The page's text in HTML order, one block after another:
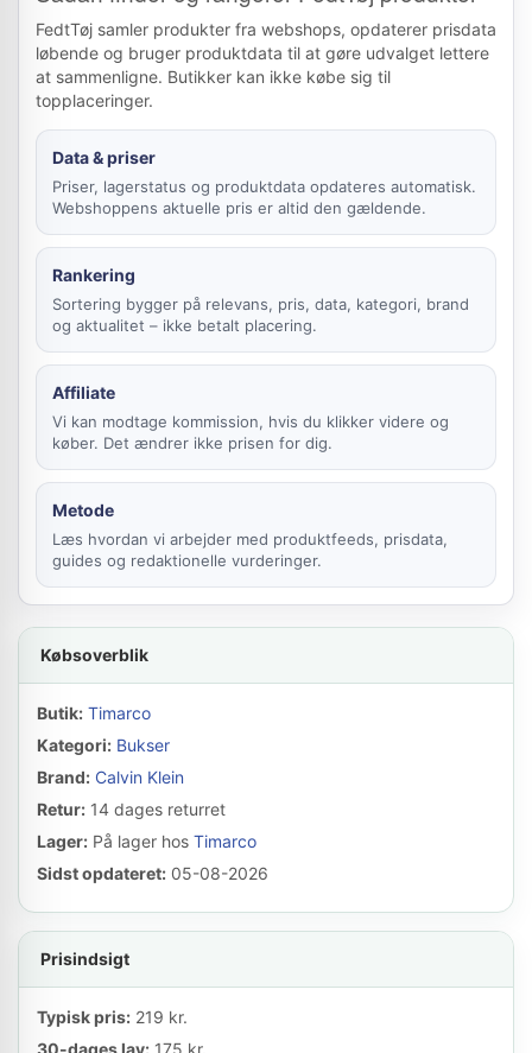
FedtTøj samler produkter fra webshops, opdaterer prisdata
løbende og bruger produktdata til at gøre udvalget lettere
at sammenligne. Butikker kan ikke købe sig til
topplaceringer.
Data & priser
Priser, lagerstatus og produktdata opdateres automatisk.
Webshoppens aktuelle pris er altid den gældende.
Rankering
Sortering bygger på relevans, pris, data, kategori, brand
og aktualitet – ikke betalt placering.
Affiliate
Vi kan modtage kommission, hvis du klikker videre og
køber. Det ændrer ikke prisen for dig.
Metode
Læs hvordan vi arbejder med produktfeeds, prisdata,
guides og redaktionelle vurderinger.
Købsoverblik
Butik: Timarco
Kategori: Bukser
Brand: Calvin Klein
Retur: 14 dages returret
Lager: På lager hos Timarco
Sidst opdateret: 05-08-2026
Prisindsigt
Typisk pris: 219 kr.
30-dages lav: 175 kr.